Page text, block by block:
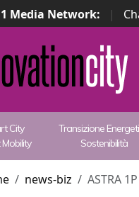
Media Network: |
City
Transizione
Sostenibilità
news-biz ASTRA